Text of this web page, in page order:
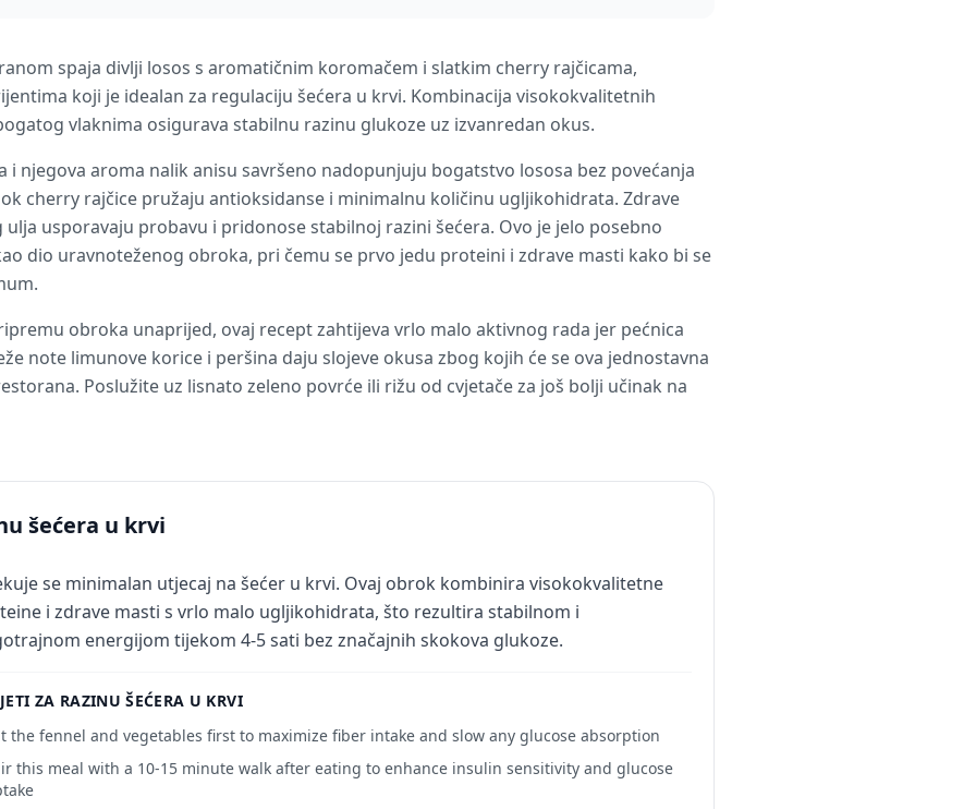
spaja divlji losos s aromatičnim koromačem i slatkim cherry rajčicama,
koji je idealan za regulaciju šećera u krvi. Kombinacija visokokvalitetnih
vlaknima osigurava stabilnu razinu glukoze uz izvanredan okus.
i njegova aroma nalik anisu savršeno nadopunjuju bogatstvo lososa bez povećanja
cherry rajčice pružaju antioksidanse i minimalnu količinu ugljikohidrata. Zdrave
usporavaju probavu i pridonose stabilnoj razini šećera. Ovo je jelo posebno
dio uravnoteženog obroka, pri čemu se prvo jedu proteini i zdrave masti kako bi se
obroka unaprijed, ovaj recept zahtijeva vrlo malo aktivnog rada jer pećnica
note limunove korice i peršina daju slojeve okusa zbog kojih će se ova jednostavna
Poslužite uz lisnato zeleno povrće ili rižu od cvjetače za još bolji učinak na
šećera u krvi
se minimalan utjecaj na šećer u krvi. Ovaj obrok kombinira visokokvalitetne
i zdrave masti s vrlo malo ugljikohidrata, što rezultira stabilnom i
energijom tijekom 4-5 sati bez značajnih skokova glukoze.
ZA RAZINU ŠEĆERA U KRVI
the fennel and vegetables first to maximize fiber intake and slow any glucose absorption
this meal with a 10-15 minute walk after eating to enhance insulin sensitivity and glucose